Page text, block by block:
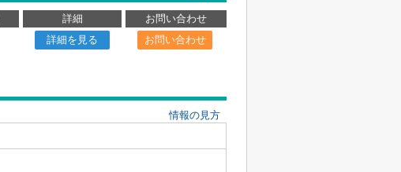
詳細 お問い合わせ
詳細を見る お問い合わせ
情報の見方